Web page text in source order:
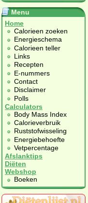
Menu
Home
Calorieen zoeken
Energieschema
Calorieen teller
Links
Recepten
E-nummers
Contact
Disclaimer
Polls
Calculators
Body Mass Index
Calorieverbruik
Ruststofwisseling
Energiebehoefte
Vetpercentage
Afslanktips
Diëten
Webshop
Boeken